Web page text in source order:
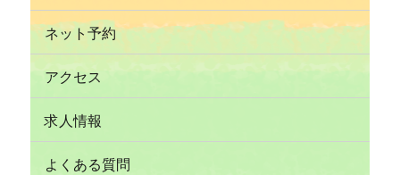
ネット予約
アクセス
求人情報
よくある質問